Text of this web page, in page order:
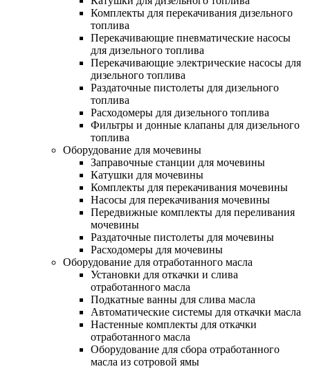
Комплекты для перекачивания дизельного
топлива
Перекачивающие пневматические насосы
для дизельного топлива
Перекачивающие электрические насосы для
дизельного топлива
Раздаточные пистолеты для дизельного
топлива
Расходомеры для дизельного топлива
Фильтры и донные клапаны для дизельного
топлива
Оборудование для мочевины
Заправочные станции для мочевины
Катушки для мочевины
Комплекты для перекачивания мочевины
Насосы для перекачивания мочевины
Передвижные комплекты для переливания
мочевины
Раздаточные пистолеты для мочевины
Расходомеры для мочевины
Оборудование для отработанного масла
Установки для откачки и слива
отработанного масла
Подкатные ванны для слива масла
Автоматические системы для откачки масла
Настенные комплекты для откачки
отработанного масла
Оборудование для сбора отработанного
масла из сотровой ямы